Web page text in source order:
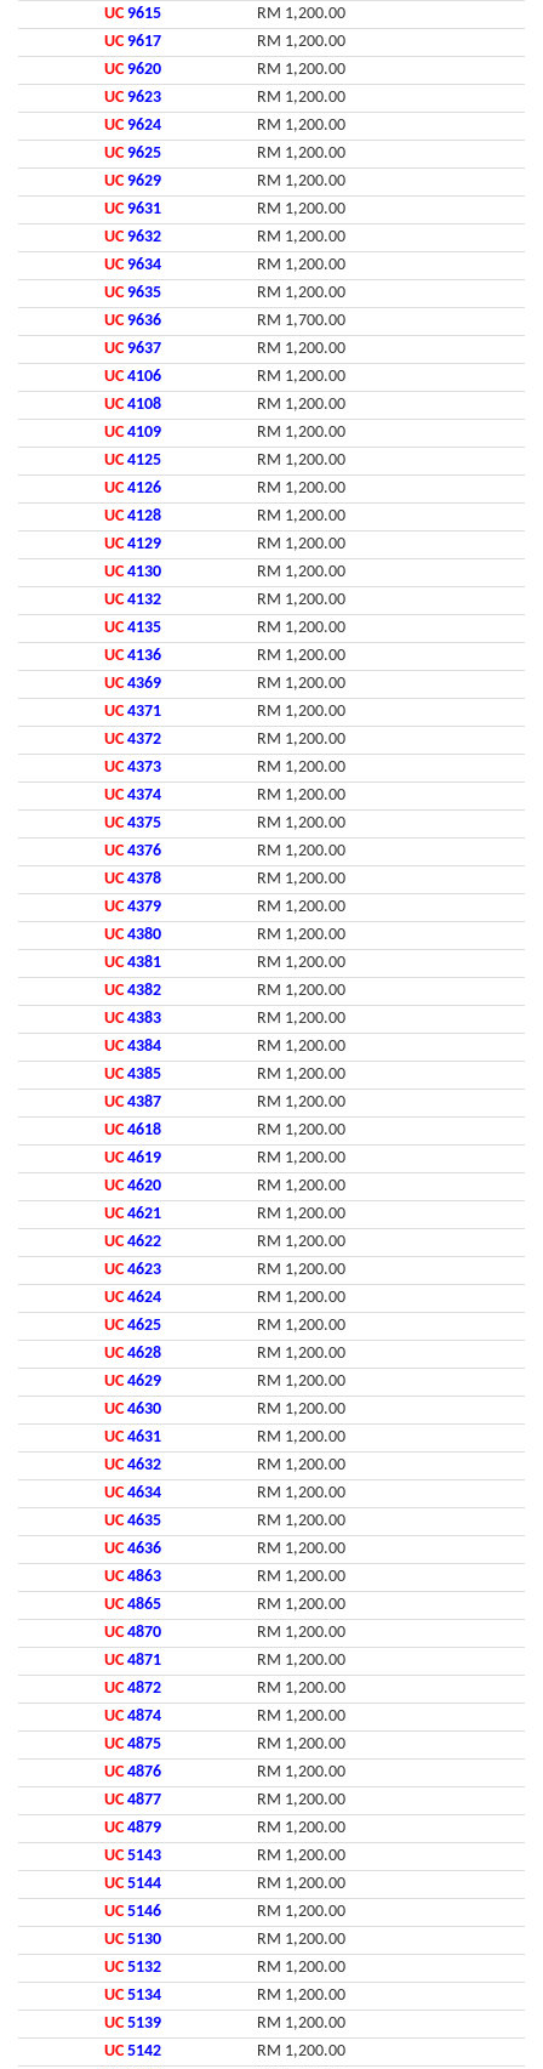
UC 9615
RM 1,200.00
UC 9617
RM 1,200.00
UC 9620
RM 1,200.00
UC 9623
RM 1,200.00
UC 9624
RM 1,200.00
UC 9625
RM 1,200.00
UC 9629
RM 1,200.00
UC 9631
RM 1,200.00
UC 9632
RM 1,200.00
UC 9634
RM 1,200.00
UC 9635
RM 1,200.00
UC 9636
RM 1,700.00
UC 9637
RM 1,200.00
UC 4106
RM 1,200.00
UC 4108
RM 1,200.00
UC 4109
RM 1,200.00
UC 4125
RM 1,200.00
UC 4126
RM 1,200.00
UC 4128
RM 1,200.00
UC 4129
RM 1,200.00
UC 4130
RM 1,200.00
UC 4132
RM 1,200.00
UC 4135
RM 1,200.00
UC 4136
RM 1,200.00
UC 4369
RM 1,200.00
UC 4371
RM 1,200.00
UC 4372
RM 1,200.00
UC 4373
RM 1,200.00
UC 4374
RM 1,200.00
UC 4375
RM 1,200.00
UC 4376
RM 1,200.00
UC 4378
RM 1,200.00
UC 4379
RM 1,200.00
UC 4380
RM 1,200.00
UC 4381
RM 1,200.00
UC 4382
RM 1,200.00
UC 4383
RM 1,200.00
UC 4384
RM 1,200.00
UC 4385
RM 1,200.00
UC 4387
RM 1,200.00
UC 4618
RM 1,200.00
UC 4619
RM 1,200.00
UC 4620
RM 1,200.00
UC 4621
RM 1,200.00
UC 4622
RM 1,200.00
UC 4623
RM 1,200.00
UC 4624
RM 1,200.00
UC 4625
RM 1,200.00
UC 4628
RM 1,200.00
UC 4629
RM 1,200.00
UC 4630
RM 1,200.00
UC 4631
RM 1,200.00
UC 4632
RM 1,200.00
UC 4634
RM 1,200.00
UC 4635
RM 1,200.00
UC 4636
RM 1,200.00
UC 4863
RM 1,200.00
UC 4865
RM 1,200.00
UC 4870
RM 1,200.00
UC 4871
RM 1,200.00
UC 4872
RM 1,200.00
UC 4874
RM 1,200.00
UC 4875
RM 1,200.00
UC 4876
RM 1,200.00
UC 4877
RM 1,200.00
UC 4879
RM 1,200.00
UC 5143
RM 1,200.00
UC 5144
RM 1,200.00
UC 5146
RM 1,200.00
UC 5130
RM 1,200.00
UC 5132
RM 1,200.00
UC 5134
RM 1,200.00
UC 5139
RM 1,200.00
UC 5142
RM 1,200.00